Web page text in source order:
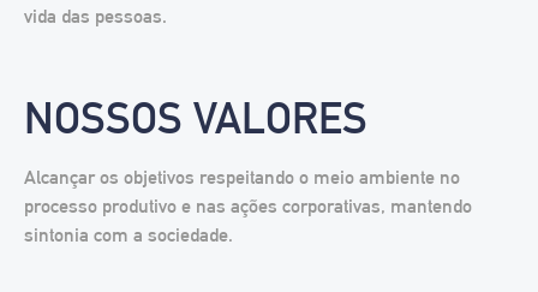
vida das pessoas.
NOSSOS VALORES
Alcançar os objetivos respeitando o meio ambiente no
processo produtivo e nas ações corporativas, mantendo
sintonia com a sociedade.